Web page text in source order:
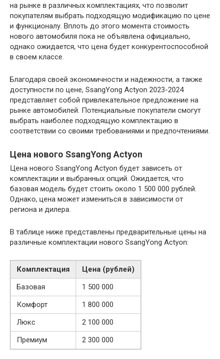
на рынке в различных комплектациях, что позволит
покупателям выбрать подходящую модификацию по цене
и функционалу. Вплоть до этого момента стоимость
нового автомобиля пока не объявлена официально,
однако ожидается, что цена будет конкурентоспособной
в своем классе.
Благодаря своей экономичности и надежности, а также
доступности по цене, SsangYong Actyon 2023-2024
представляет собой привлекательное предложение на
рынке автомобилей. Потенциальные покупатели смогут
выбрать наиболее подходящую комплектацию в
соответствии со своими требованиями и предпочтениями.
Цена нового SsangYong Actyon
Цена нового SsangYong Actyon будет зависеть от
комплектации и выбранных опций. Ожидается, что
базовая модель будет стоить около 1 500 000 рублей.
Однако, цена может измениться в зависимости от
региона и дилера.
В таблице ниже представлены предварительные цены на
различные комплектации нового SsangYong Actyon:
Комплектация
Цена (рублей)
Базовая
1 500 000
Комфорт
1 800 000
Люкс
2 100 000
Премиум
2 300 000